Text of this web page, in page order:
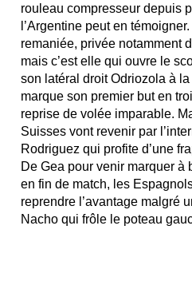
rouleau compresseur depuis
l’Argentine peut en
remaniée, privée notamment
mais c’est elle qui ouvre le
son latéral droit Odriozola à
marque son premier but en
reprise de volée imparable.
Suisses vont revenir par
Rodriguez qui profite d’une
De Gea pour venir marquer à
en fin de match, les
reprendre l’avantage malgré
Nacho qui frôle le poteau